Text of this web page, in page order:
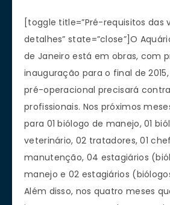
[toggle title=”Pré-requisitos das
detalhes” state=”close”]O
de Janeiro está em obras, com
inauguração para o final de
pré-operacional precisará
profissionais. Nos próximos
para 01 biólogo de manejo, 01
veterinário, 02 tratadores, 01
manutenção, 04 estagiários
manejo e 02 estagiários
Além disso, nos quatro meses